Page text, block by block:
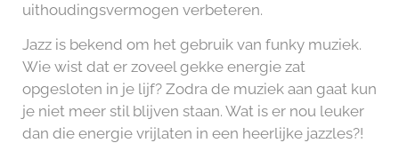
uithoudingsvermogen verbeteren.
Jazz is bekend om het gebruik van funky muziek.
Wie wist dat er zoveel gekke energie zat
opgesloten in je lijf? Zodra de muziek aan gaat kun
je niet meer stil blijven staan. Wat is er nou leuker
dan die energie vrijlaten in een heerlijke jazzles?!